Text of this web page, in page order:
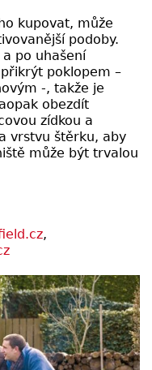
kupovat, může
podoby.
po uhašení
poklopem –
-, takže je
obezdít
zídkou a
vrstvu štěrku, aby
může být trvalou
,